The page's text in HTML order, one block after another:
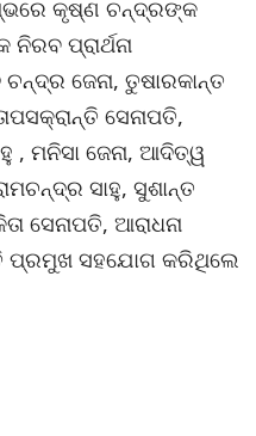
କୃଷ୍ଣ ଚନ୍ଦ୍ରଙ୍କ
ପ୍ରାର୍ଥନା
ଜେନା, ତୁଷାରକାନ୍ତ
ସେନାପତି,
, ମନିସା ଜେନା, ଆଦିତ୍ୱ
ସାହୁ, ସୁଶାନ୍ତ
ସେନାପତି, ଆରାଧନା
ପ୍ରମୁଖ ସହଯୋଗ କରିଥିଲେ